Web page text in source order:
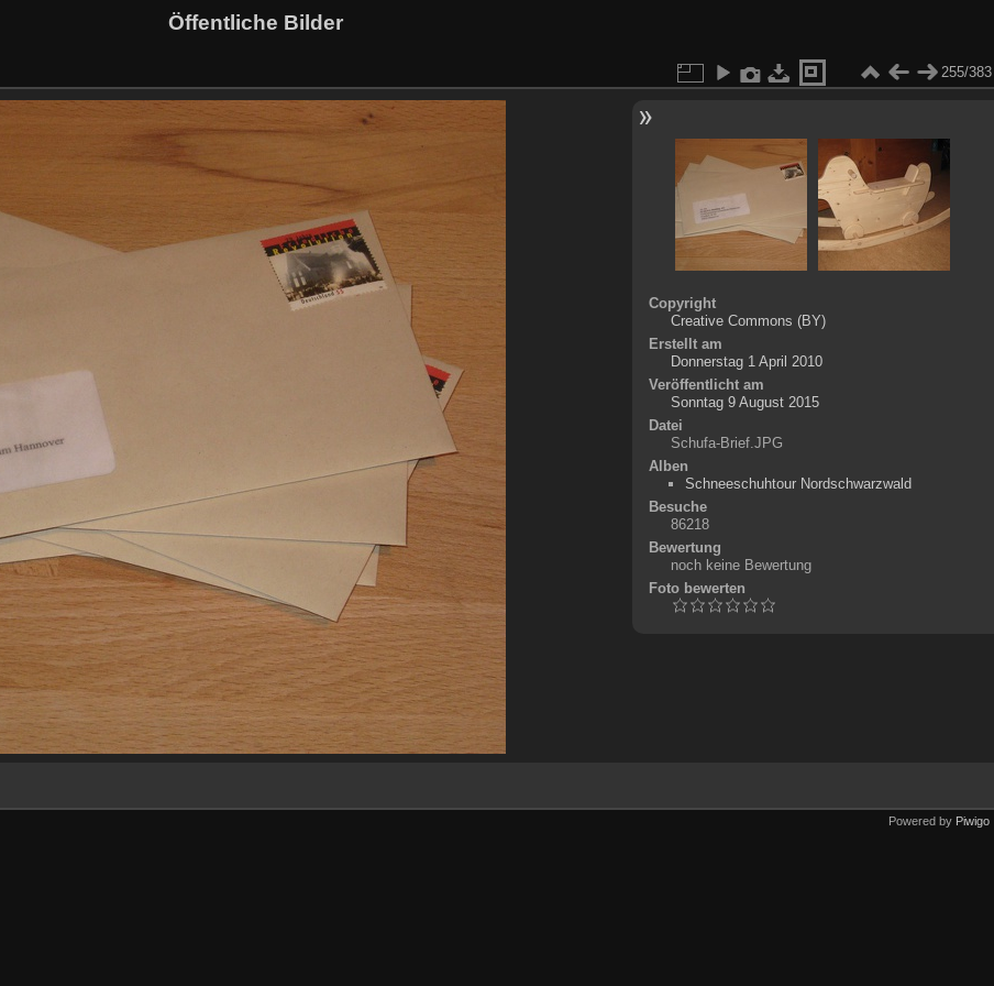
Öffentliche Bilder
255/383
Copyright
Creative Commons (BY)
Erstellt am
Donnerstag 1 April 2010
Veröffentlicht am
Sonntag 9 August 2015
Datei
Schufa-Brief.JPG
Alben
Schneeschuhtour Nordschwarzwald
Besuche
86218
Bewertung
noch keine Bewertung
Foto bewerten
Powered by Piwigo